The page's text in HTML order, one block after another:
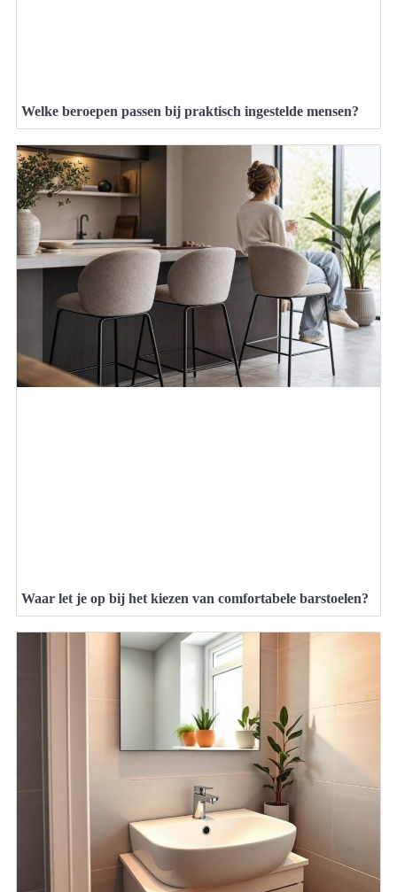
Welke beroepen passen bij praktisch ingestelde mensen?
Waar let je op bij het kiezen van comfortabele barstoelen?